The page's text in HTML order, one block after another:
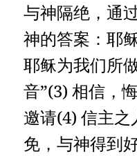
与神隔绝，通
神的答案：耶
耶稣为我们所
音”(3) 相信，
邀请(4) 信主
免，与神得到